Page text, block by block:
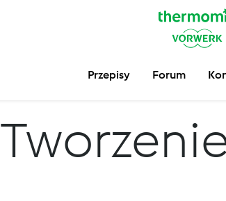
Przepisy Forum